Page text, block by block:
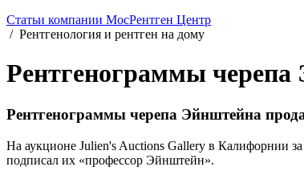
Статьи компании МосРентген Центр
/ Рентгенология и рентген на дому
Рентгенограммы черепа
Рентгенограммы черепа Эйнштейна
На аукционе Julien's Auctions Gallery в Калифорнии
подписал их «профессор Эйнштейн».